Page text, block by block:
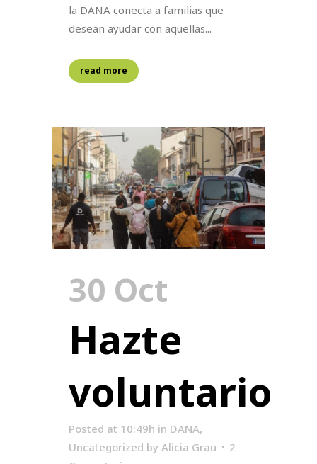
la DANA conecta a familias que
desean ayudar con aquellas...
read more
30 Oct
Hazte
voluntario
Posted at 10:49h in DANA,
Uncategorized by Alicia Grau
2